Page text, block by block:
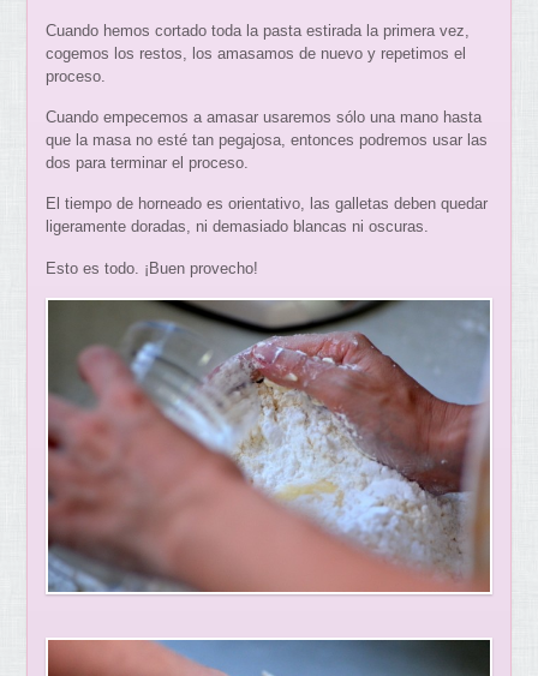
Cuando hemos cortado toda la pasta estirada la primera vez,
cogemos los restos, los amasamos de nuevo y repetimos el
proceso.
Cuando empecemos a amasar usaremos sólo una mano hasta
que la masa no esté tan pegajosa, entonces podremos usar las
dos para terminar el proceso.
El tiempo de horneado es orientativo, las galletas deben quedar
ligeramente doradas, ni demasiado blancas ni oscuras.
Esto es todo. ¡Buen provecho!